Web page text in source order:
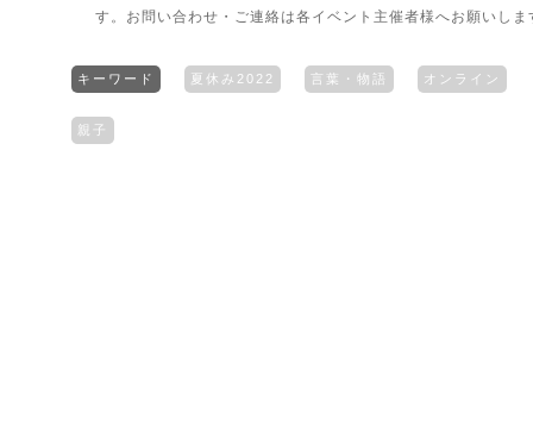
す。お問い合わせ・ご連絡は各イベント主催者様へお願いしま
キーワード 夏休み2022 言葉・物語 オンライン
親子